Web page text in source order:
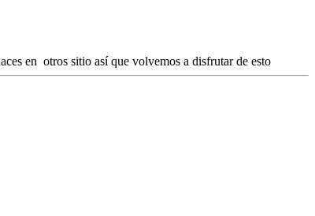
en otros sitio así que volvemos a disfrutar de esto